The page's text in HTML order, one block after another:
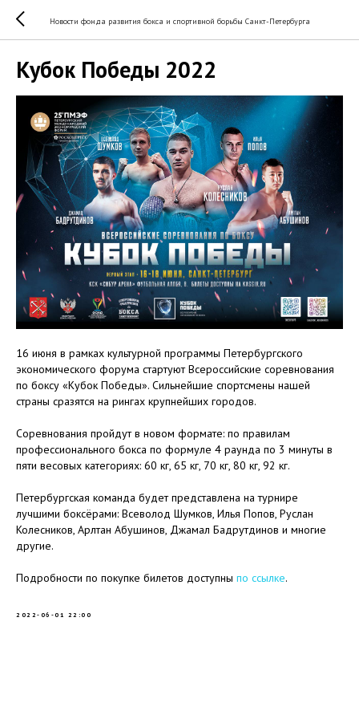
Новости фонда развития бокса и спортивной борьбы Санкт-Петербурга
Кубок Победы 2022
16 июня в рамках культурной программы Петербургского
экономического форума стартуют Всероссийские соревнования
по боксу «Кубок Победы». Сильнейшие спортсмены нашей
страны сразятся на рингах крупнейших городов.
Соревнования пройдут в новом формате: по правилам
профессионального бокса по формуле 4 раунда по 3 минуты в
пяти весовых категориях: 60 кг, 65 кг, 70 кг, 80 кг, 92 кг.
Петербургская команда будет представлена на турнире
лучшими боксёрами: Всеволод Шумков, Илья Попов, Руслан
Колесников, Арлтан Абушинов, Джамал Бадрутдинов и многие
другие.
Подробности по покупке билетов доступны по ссылке.
2022-06-01 22:00